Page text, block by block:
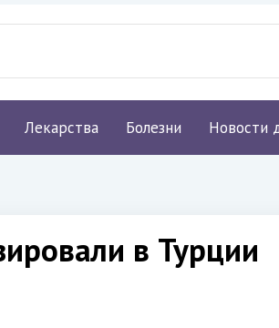
Лекарства Болезни Новости
в Турции